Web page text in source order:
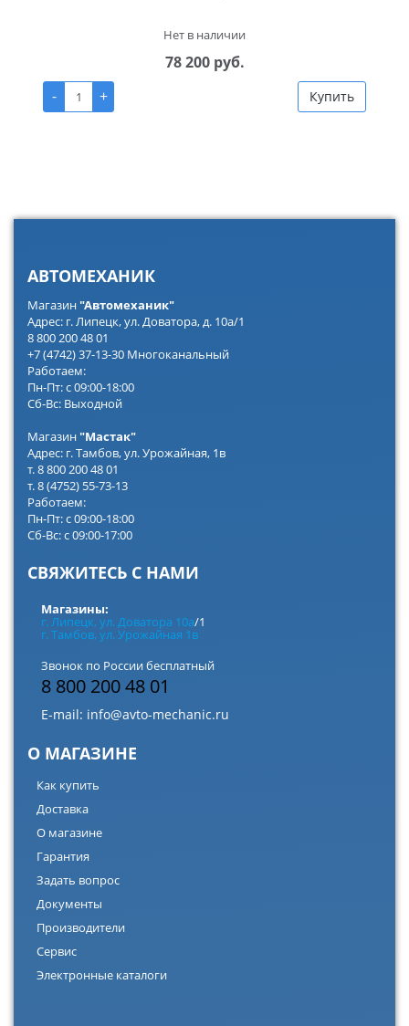
Нет в наличии
78 200 руб.
-
+ Купить
АВТОМЕХАНИК
Магазин"Автомеханик"
Адрес: г. Липецк, ул. Доватора, д. 10а/1
8 800 200 48 01
+7 (4742) 37-13-30 Многоканальный
Работаем:
Пн-Пт: с 09:00-18:00
Сб-Вс: Выходной
Магазин"Мастак"
Адрес: г. Тамбов, ул. Урожайная, 1в
т. 8 800 200 48 01
т. 8 (4752) 55-73-13
Работаем:
Пн-Пт: с 09:00-18:00
Сб-Вс: с 09:00-17:00
СВЯЖИТЕСЬ С НАМИ
Магазины:
г. Липецк, ул. Доватора 10а/1
г. Тамбов, ул. Урожайная 1в
Звонок по России бесплатный
8 800 200 48 01
E-mail: info@avto-mechanic.ru
О МАГАЗИНЕ
Как купить
Доставка
О магазине
Гарантия
Задать вопрос
Документы
Производители
Сервис
Электронные каталоги